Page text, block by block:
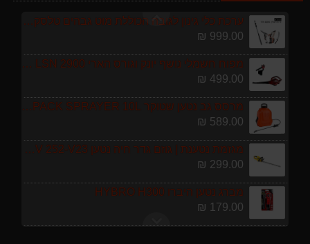
ערכת כלי גינון לגובה הכוללת מוט גבהים טלסקופי 5 מטר, מסור, תוכי ומספרי גבהים גדר חי גרלנד GARLAND באנדל האדסון
999.00 ₪
מפוח חשמלי נושף יונק וגורס הארי HARRY LSN 2900
499.00 ₪
מרסס גב נטען שטוקר STOCKER BACKPACK SPRAYER 10L איטליה
589.00 ₪
מגזמת נטענת | גוזם גדר חיה נטען GARLAND SET KEEPER 20V 252-V23 גוף בלבד
299.00 ₪
מברג נטען היברו HYBRO H300
179.00 ₪